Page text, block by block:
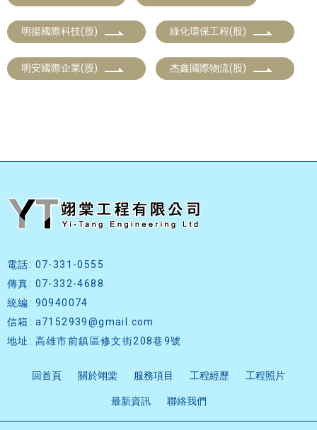
明揚國際科技(股) 綠化環保工程(股)
明安國際企業(股) 杰鑫國際物流(股)
電話: 07-331-0555
傳真: 07-332-4688
統編: 90940074
信箱: a7152939@gmail.com
地址: 高雄市前鎮區修文街208巷9號
回首頁 關於翊棠 服務項目 工程經歷 工程照片
最新資訊 聯絡我們